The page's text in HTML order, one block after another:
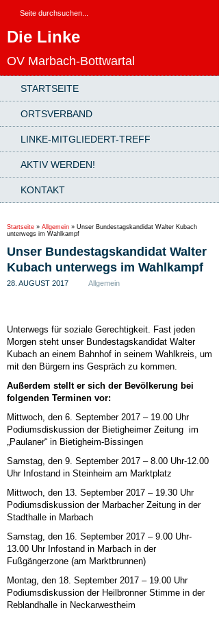
Die Linke
OV Marbach-Bottwartal
STARTSEITE
ORTSVERBAND
LINKE-MITGLIEDERT-TREFF
AKTIV WERDEN!
KONTAKT
Startseite » Allgemein » Unser Bundestagskandidat Walter Kubach
unterwegs im Wahlkampf
Unser Bundestagskandidat Walter
Kubach unterwegs im Wahlkampf
28. AUGUST 2017 Allgemein
Unterwegs für soziale Gerechtigkeit. Fast jeden
Morgen steht unser Bundestagskandidat Walter
Kubach an einem Bahnhof in seinem Wahlkreis, um
mit den Bürgern ins Gespräch zu kommen.
Außerdem stellt er sich der Bevölkerung bei
folgenden Terminen vor:
Mittwoch, den 6. September 2017 – 19.00 Uhr
Podiumsdiskussion der Bietigheimer Zeitung im
„Paulaner“ in Bietigheim-Bissingen
Samstag, den 9. September 2017 – 8.00 Uhr-12.00
Uhr Infostand in Steinheim am Marktplatz
Mittwoch, den 13. September 2017 – 19.30 Uhr
Podiumsdiskussion der Marbacher Zeitung in der
Stadthalle in Marbach
Samstag, den 16. September 2017 – 9.00 Uhr-
13.00 Uhr Infostand in Marbach in der
Fußgängerzone (am Marktbrunnen)
Montag, den 18. September 2017 – 19.00 Uhr
Podiumsdiskussion der Heilbronner Stimme in der
Reblandhalle in Neckarwestheim